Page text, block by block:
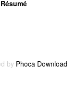
Résumé
by Phoca Download